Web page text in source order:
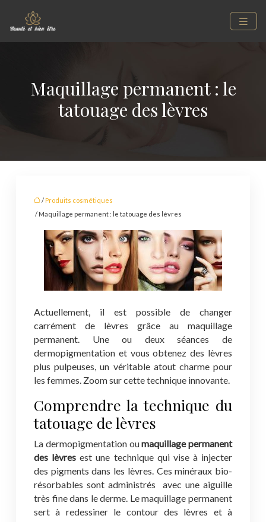
Maquillage permanent : le
tatouage des lèvres
/ Produits cosmétiques
/ Maquillage permanent : le tatouage des lèvres
Actuellement, il est possible de changer
carrément de lèvres grâce au maquillage
permanent. Une ou deux séances de
dermopigmentation et vous obtenez des lèvres
plus pulpeuses, un véritable atout charme pour
les femmes. Zoom sur cette technique innovante.
Comprendre la technique du
tatouage de lèvres
La dermopigmentation oumaquillagepermanent
des lèvres est une technique qui vise à injecter
des pigments dans les lèvres. Ces minéraux bio-
résorbables sont administrés avec une aiguille
très fine dans le derme. Le maquillage permanent
sert à redessiner le contour des lèvres et à